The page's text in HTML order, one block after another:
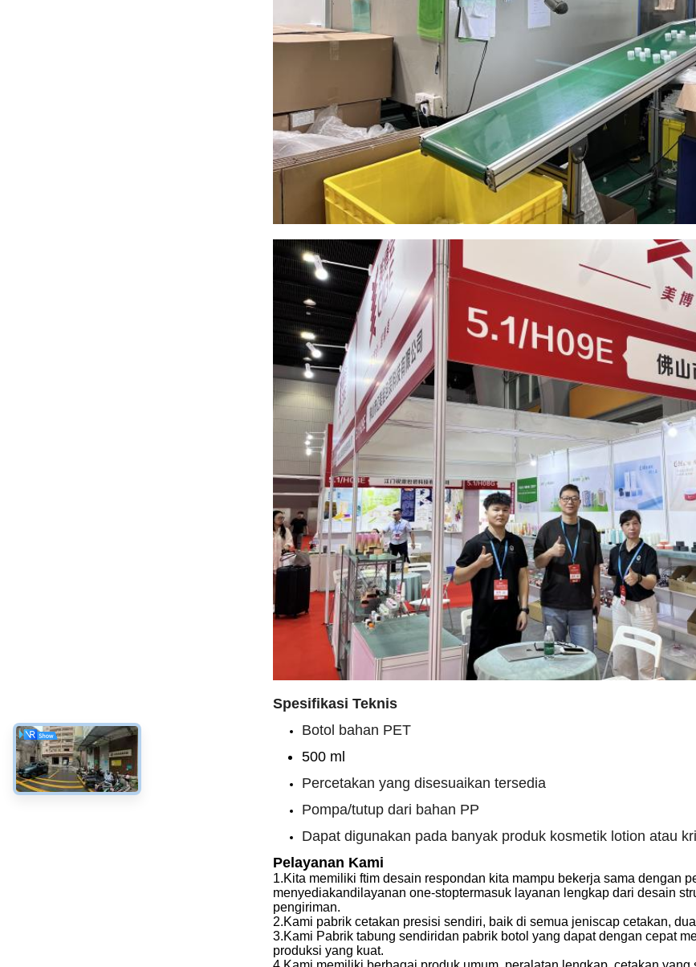
Spesifikasi Teknis
Botol bahan PET
500 ml
Percetakan yang disesuaikan tersedia
Pompa/tutup dari bahan PP
Dapat digunakan pada banyak produk kosmetik lotion atau
Pelayanan Kami
1.Kita memiliki ftim desain respondan kita mampu bekerja sama dengan
menyediakandi layanan one-stoptermasuk layanan lengkap dari desain
pengiriman.
2.Kami pabrik cetakan presisi sendiri, baik di semua jeniscap cetakan,
3.Kami Pabrik tabung sendiridan pabrik botol yang dapat dengan cepat
produksi yang kuat.